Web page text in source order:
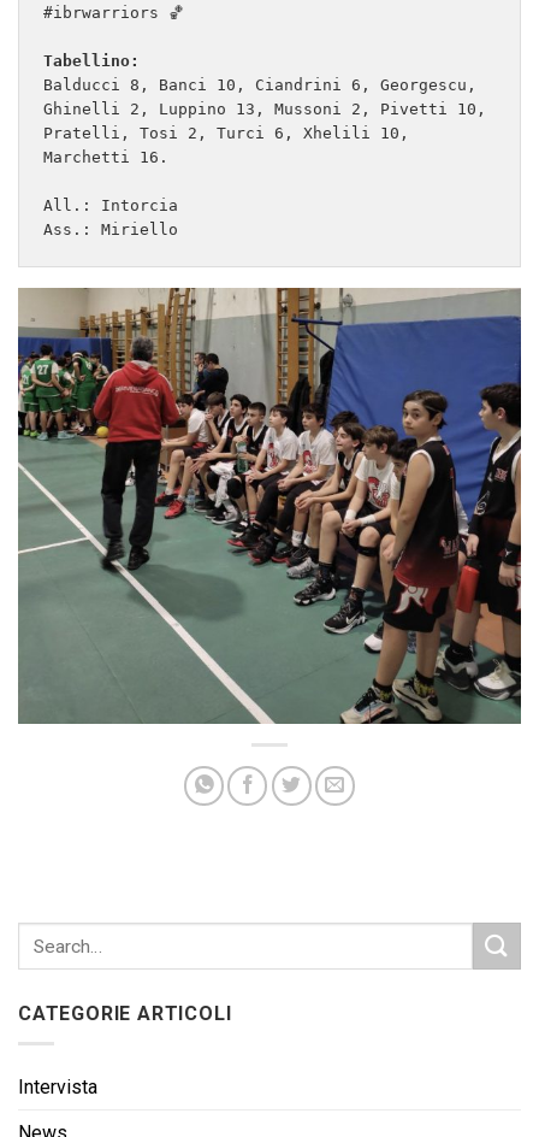
#ibrwarriors 🏀
Tabellino:
Balducci 8, Banci 10, Ciandrini 6, Georgescu,
Ghinelli 2, Luppino 13, Mussoni 2, Pivetti 10,
Pratelli, Tosi 2, Turci 6, Xhelili 10,
Marchetti 16.
All.: Intorcia
Ass.: Miriello
CATEGORIE ARTICOLI
Intervista
News